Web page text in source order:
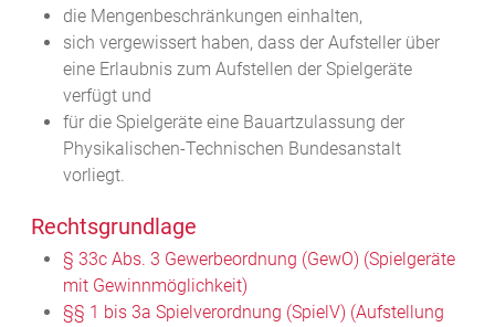
die Mengenbeschränkungen einhalten,
sich vergewissert haben, dass der Aufsteller über
eine Erlaubnis zum Aufstellen der Spielgeräte
verfügt und
für die Spielgeräte eine Bauartzulassung der
Physikalischen-Technischen Bundesanstalt
vorliegt.
Rechtsgrundlage
§ 33c Abs. 3 Gewerbeordnung (GewO) (Spielgeräte
mit Gewinnmöglichkeit)
§§ 1 bis 3a Spielverordnung (SpielV) (Aufstellung